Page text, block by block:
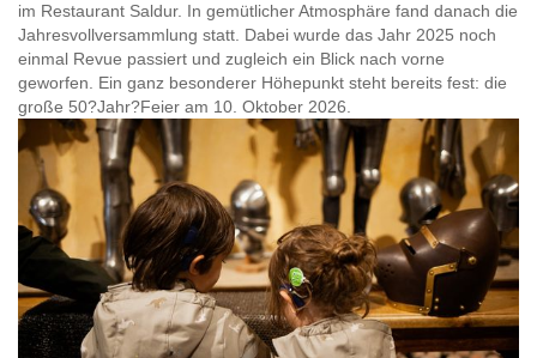
im Restaurant Saldur. In gemütlicher Atmosphäre fand danach die
Jahresvollversammlung statt. Dabei wurde das Jahr 2025 noch
einmal Revue passiert und zugleich ein Blick nach vorne
geworfen. Ein ganz besonderer Höhepunkt steht bereits fest: die
große 50?Jahr?Feier am 10. Oktober 2026.